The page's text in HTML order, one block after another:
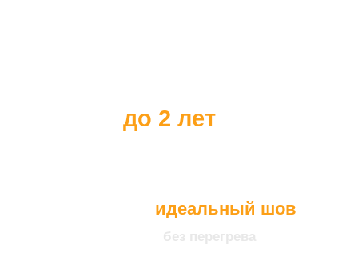
идеальный шов
до 2 лет